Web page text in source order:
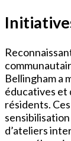
Bellingham a
éducatives et
résidents.
d’ateliers